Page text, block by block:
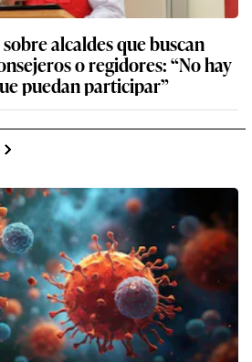
alcaldes que buscan
o regidores: “No hay
puedan participar”